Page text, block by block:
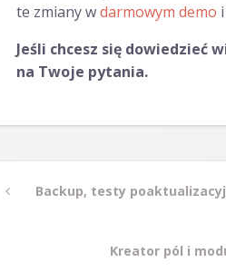
te zmiany wdarmowym demo
Jeśli chcesz się dowiedzieć
na Twoje pytania.
Post
navigation
PreviousBackup, testy
Next
Kreator pól i